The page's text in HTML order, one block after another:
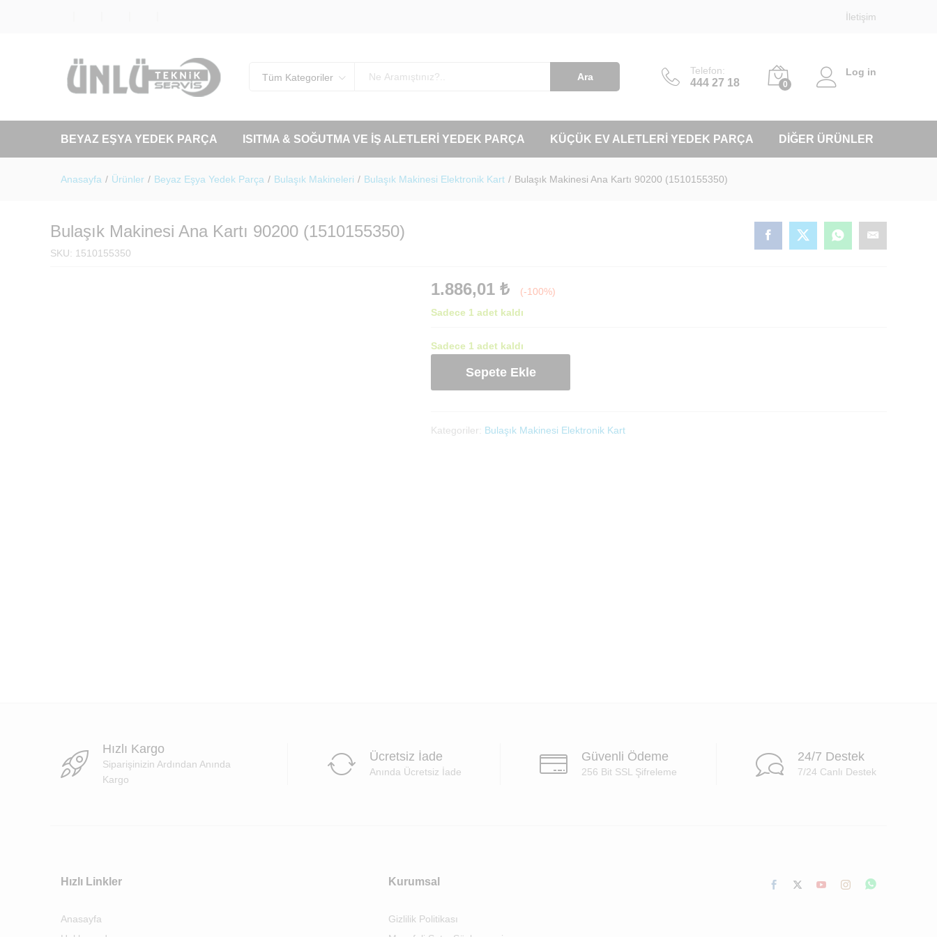
İletişim
Tüm Kategoriler Ara
Telefon:
444 27 18 0
Log in
BEYAZ EŞYA YEDEK PARÇA ISITMA & SOĞUTMA VE İŞ ALETLERI YEDEK PARÇA KÜÇÜK EV ALETLERI YEDEK PARÇA DIĞER ÜRÜNLER
Anasayfa / Ürünler / Beyaz Eşya Yedek Parça / Bulaşık Makineleri / Bulaşık Makinesi Elektronik Kart / Bulaşık Makinesi Ana Kartı 90200 (1510155350)
Bulaşık Makinesi Ana Kartı 90200 (1510155350)
SKU: 1510155350
1.886,01 ₺
(-100%)
Sadece 1 adet kaldı
Sadece 1 adet kaldı
Makinesi
Ana
(1510155350)
Sepete Ekle
Kategoriler: Bulaşık Makinesi Elektronik Kart
Hızlı Kargo
Siparişinizin Ardından Anında
Kargo
Ücretsiz İade
Anında Ücretsiz İade
Güvenli Ödeme
256 Bit SSL Şifreleme
24/7 Destek
7/24 Canlı Destek
Hızlı Linkler
Anasayfa
Kurumsal
Gizlilik Politikası